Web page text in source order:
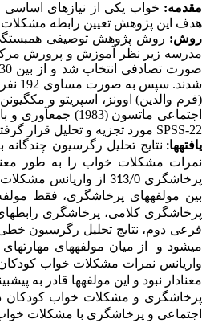
مقدمه: خواب یکی از نیازهای اساسی
هدف این پژوهش تعیین رابطه مشکلات
روش:
مدرسه زیر نظر آموزش و پرورش مرکز
اجتماعی ماتسون (1983) جمع­­آوری و با روش آماری رگرسیون خطی ساده، رگرسیون چندگانه به شیوه همزمان و آزمون
SPSS-22 مورد تجزیه و تحلیل قرار
یافته­ها:
نمرات مشکلات خواب را به طور
پرخاشگری 313/0 از واریانس مشکلات خواب کودکان پیش­دبستانی را تبیین می­کند. علاوه بر این،
پرخاشگری کلامی، پرخاشگری
فرعی دوم، نتایج تحلیل رگرسیون خطی ساده نشان
می­شود و
واریانس نمرات مشکلات خواب کودکان
معنادار نبود و این مولفه­ها قادر به
پرخاشگری و مشکلات خواب کودکان
اجتماعی و پرخاشگری با مشکلات